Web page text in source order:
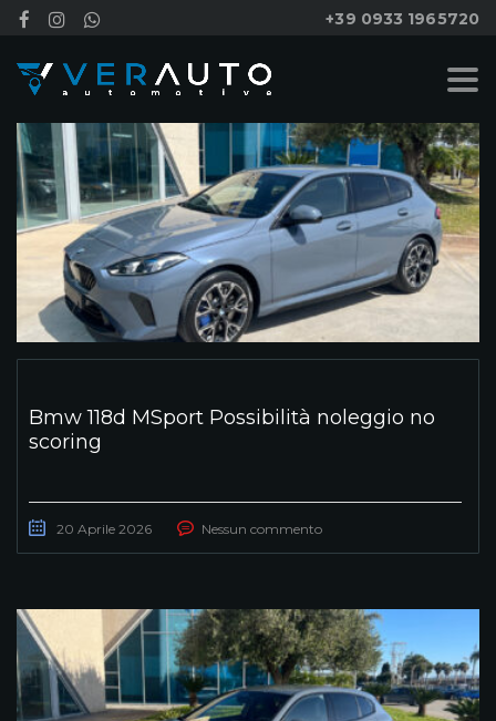
+39 0933 1965720
Bmw 118d MSport Possibilità noleggio no
scoring
20 Aprile 2026 Nessun commento